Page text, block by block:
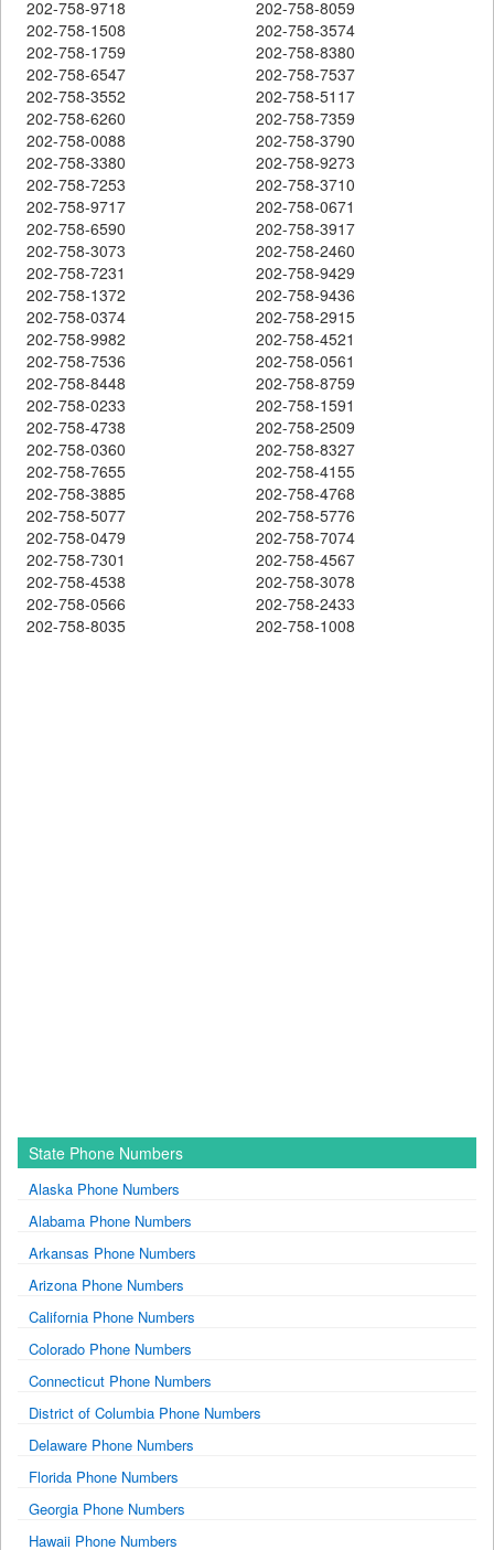
202-758-9718
202-758-8059
202-758-1508
202-758-3574
202-758-1759
202-758-8380
202-758-6547
202-758-7537
202-758-3552
202-758-5117
202-758-6260
202-758-7359
202-758-0088
202-758-3790
202-758-3380
202-758-9273
202-758-7253
202-758-3710
202-758-9717
202-758-0671
202-758-6590
202-758-3917
202-758-3073
202-758-2460
202-758-7231
202-758-9429
202-758-1372
202-758-9436
202-758-0374
202-758-2915
202-758-9982
202-758-4521
202-758-7536
202-758-0561
202-758-8448
202-758-8759
202-758-0233
202-758-1591
202-758-4738
202-758-2509
202-758-0360
202-758-8327
202-758-7655
202-758-4155
202-758-3885
202-758-4768
202-758-5077
202-758-5776
202-758-0479
202-758-7074
202-758-7301
202-758-4567
202-758-4538
202-758-3078
202-758-0566
202-758-2433
202-758-8035
202-758-1008
State Phone Numbers
Alaska Phone Numbers
Alabama Phone Numbers
Arkansas Phone Numbers
Arizona Phone Numbers
California Phone Numbers
Colorado Phone Numbers
Connecticut Phone Numbers
District of Columbia Phone Numbers
Delaware Phone Numbers
Florida Phone Numbers
Georgia Phone Numbers
Hawaii Phone Numbers